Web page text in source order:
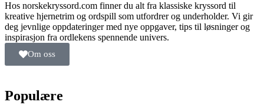
Hos norskekryssord.com finner du alt fra klassiske kryssord til
kreative hjernetrim og ordspill som utfordrer og underholder. Vi gir
deg jevnlige oppdateringer med nye oppgaver, tips til løsninger og
inspirasjon fra ordlekens spennende univers.
Om oss
Populære